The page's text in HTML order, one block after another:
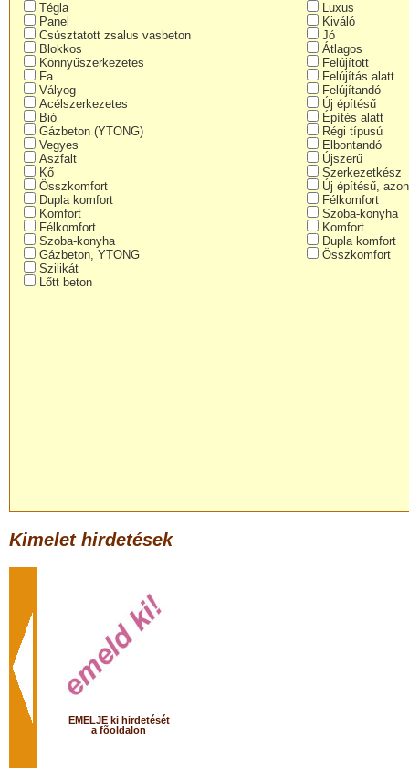
Tégla
Panel
Csúsztatott zsalus vasbeton
Blokkos
Könnyűszerkezetes
Fa
Vályog
Acélszerkezetes
Bió
Gázbeton (YTONG)
Vegyes
Aszfalt
Kő
Összkomfort
Dupla komfort
Komfort
Félkomfort
Szoba-konyha
Gázbeton, YTONG
Szilikát
Lőtt beton
Luxus
Kiváló
Jó
Átlagos
Felújított
Felújítás alatt
Felújítandó
Új építésű
Építés alatt
Régi típusú
Elbontandó
Újszerű
Szerkezetkész
Új építésű,
Félkomfort
Szoba-konyha
Komfort
Dupla komfort
Összkomfort
Kimelet hirdetések
EMELJE ki hirdetését
a fõoldalon